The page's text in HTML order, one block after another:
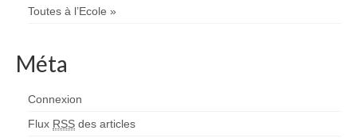
Toutes à l’Ecole »
Méta
Connexion
Flux RSS des articles